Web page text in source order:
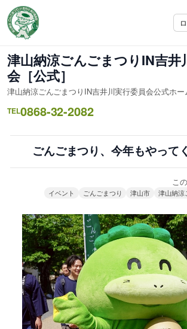
容
を
ス
キ
ッ
プ
津山納涼ごんごまつりIN吉井
会［公式］
津山納涼ごんごまつりIN吉井川実行委員会公式ホー
TEL0868-32-2082
ごんごまつり、今年もやって
こ
イベント ごんごまつり 津山市 津山納涼